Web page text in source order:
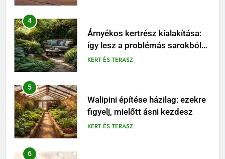
5
Walipini építése házilag: ezekre
figyelj, mielőtt ásni kezdesz
KERT ÉS TERASZ
6
Karbamid a kozmetikumokban:
Hatásmechanizmus,
koncentrációk és felhasználási
OTTHON
7